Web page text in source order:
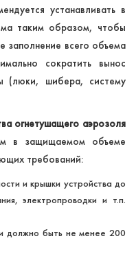
устанавливать в
таким образом, чтобы
заполнение всего объема
сократить вынос
(люки, шибера, систему
огнетушащего аэрозоля
в защищаемом объеме
требований:
и крышки устройства до
электропроводки и т.п.
должно быть не менее 200